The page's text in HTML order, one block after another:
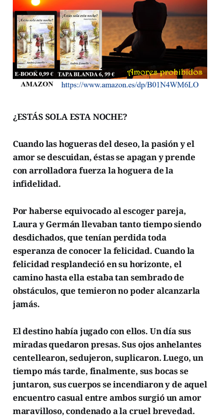
¿ESTÁS SOLA ESTA NOCHE?
Cuando las hogueras del deseo, la pasión y el
amor se descuidan, éstas se apagan y prende
con arrolladora fuerza la hoguera de la
infidelidad.
Por haberse equivocado al escoger pareja,
Laura y Germán llevaban tanto tiempo siendo
desdichados, que tenían perdida toda
esperanza de conocer la felicidad. Cuando la
felicidad resplandeció en su horizonte, el
camino hasta ella estaba tan sembrado de
obstáculos, que temieron no poder alcanzarla
jamás.
El destino había jugado con ellos. Un día sus
miradas quedaron presas. Sus ojos anhelantes
centellearon, sedujeron, suplicaron. Luego, un
tiempo más tarde, finalmente, sus bocas se
juntaron, sus cuerpos se incendiaron y de aquel
encuentro casual entre ambos surgió un amor
maravilloso, condenado a la cruel brevedad.